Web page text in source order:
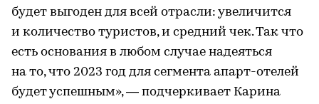
будет выгоден для всей отрасли: увеличится
и количество туристов, и средний чек. Так что
есть основания в любом случае надеяться
на то, что 2023 год для сегмента апарт-отелей
будет успешным», — подчеркивает Карина